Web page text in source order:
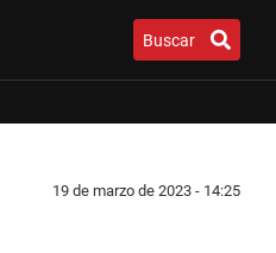
Buscar
19 de marzo de 2023 - 14:25